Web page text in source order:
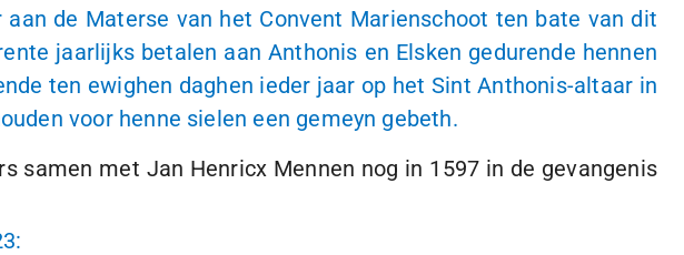
de Materse van het Convent Marienschoot ten bate van dit
jaarlijks betalen aan Anthonis en Elsken gedurende hennen
ten ewighen daghen ieder jaar op hetSint Anthonis-altaar in
voor henne sielen een gemeyn gebeth.
samen met Jan Henricx Mennen nog in 1597 in de gevangenis
: